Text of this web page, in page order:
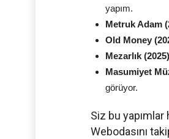
yapım.
Metruk Adam
Old Money
Mezarlık
Masumiyet
görüyor.
Siz bu yapımlar
Webodasını